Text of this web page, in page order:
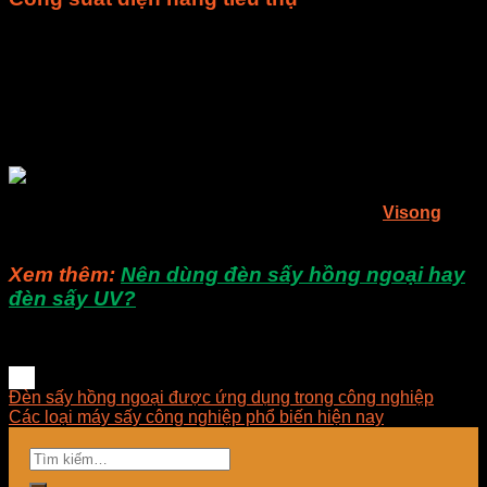
Visong
Xem thêm: Nên dùng đèn sấy hồng ngoại hay
đèn sấy UV?
Đèn sấy hồng ngoại được ứng dụng trong công nghiệp
Các loại máy sấy công nghiệp phổ biến hiện nay